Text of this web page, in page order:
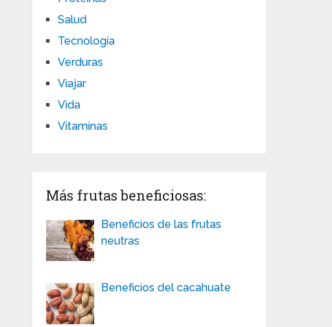
Salud
Tecnología
Verduras
Viajar
Vida
Vitaminas
Más frutas beneficiosas:
Beneficios de las frutas
neutras
Beneficios del cacahuate